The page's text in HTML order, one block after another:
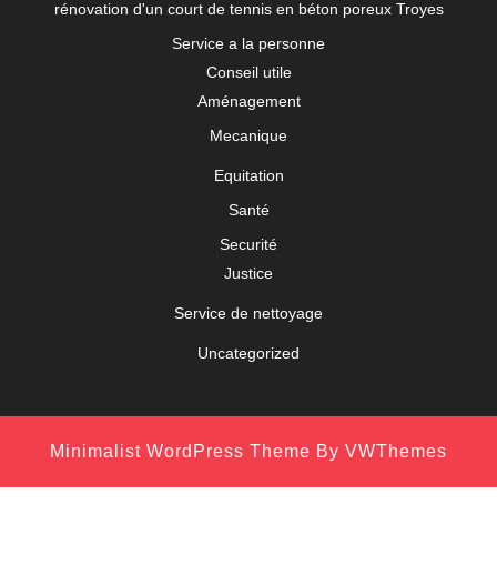
rénovation d'un court de tennis en béton poreux Troyes
Service a la personne
Conseil utile
Aménagement
Mecanique
Equitation
Santé
Securité
Justice
Service de nettoyage
Uncategorized
Minimalist WordPress Theme By VWThemes